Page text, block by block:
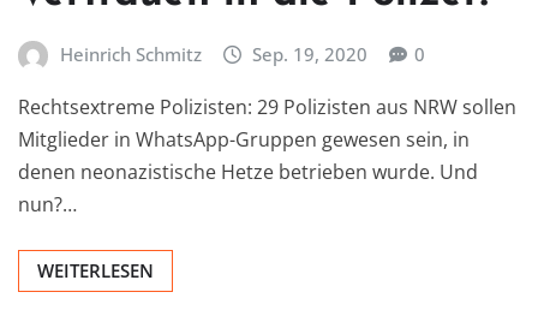
Heinrich Schmitz Sep. 19, 2020 0
Rechtsextreme Polizisten: 29 Polizisten aus NRW sollen
Mitglieder in WhatsApp-Gruppen gewesen sein, in
denen neonazistische Hetze betrieben wurde. Und
nun?…
WEITERLESEN